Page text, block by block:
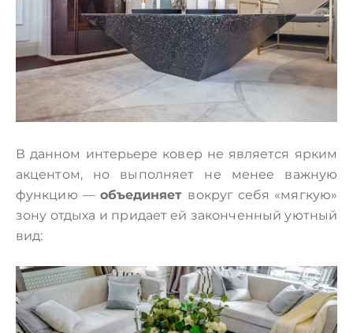
В данном интерьере ковер не является ярким
акцентом, но выполняет не менее важную
функцию — объединяет вокруг себя «мягкую»
зону отдыха и придает ей законченный уютный
вид: